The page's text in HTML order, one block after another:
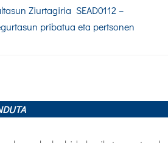
Ziurtagiria SEAD0112 –
pribatua eta pertsonen